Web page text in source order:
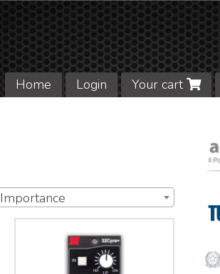
Home Login Your cart
Importance